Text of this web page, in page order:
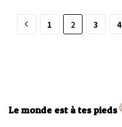
1 2 3 4
Le monde est à tes pieds